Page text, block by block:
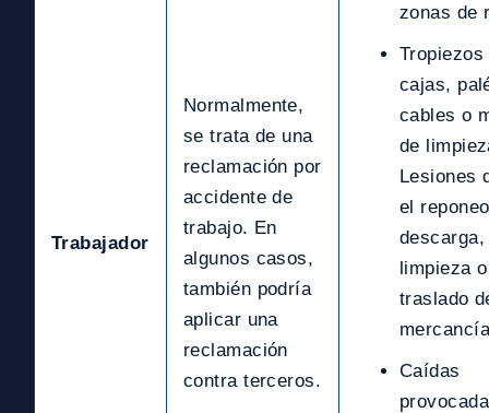
Trabajador
Normalmente,
se trata de una
reclamación por
accidente de
trabajo. En
algunos casos,
también podría
aplicar una
reclamación
contra terceros.
zonas de
Tropiezos con
cajas,
cables o
de
Lesiones
el
descarga,
limpieza
traslado
Caídas